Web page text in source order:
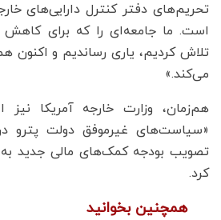
تحریم‌های دفتر کنترل دارایی‌های
است. ما جامعه‌ای را که برای
تلاش کردیم، یاری رساندیم و اکنون
می‌کند.»
هم‌زمان، وزارت خارجه آمریکا
«سیاست‌های غیرموفق دولت پترو در
تصویب بودجه کمک‌های مالی جدید به
کرد.
همچنین بخوانید